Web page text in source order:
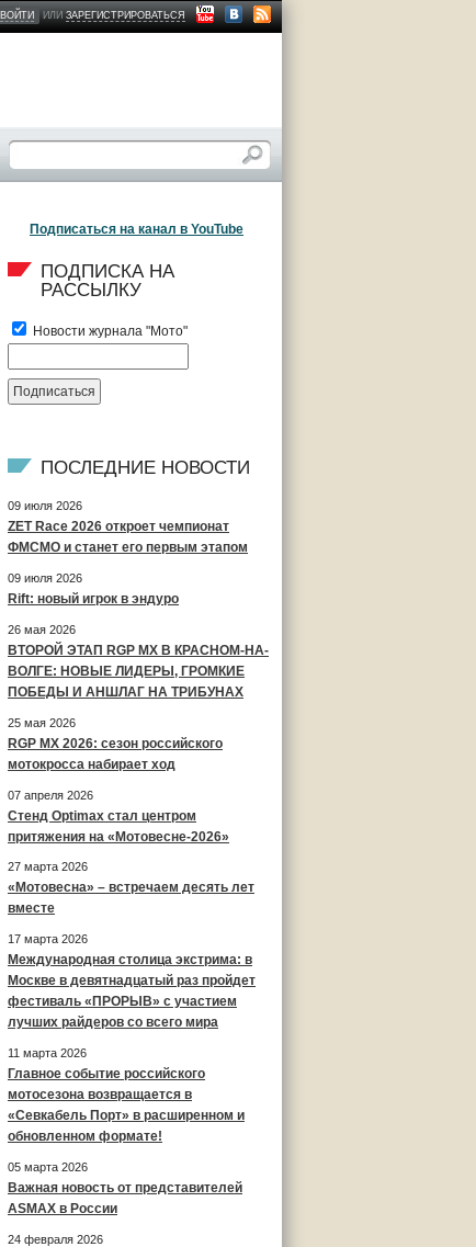
ВОЙТИ ИЛИЗАРЕГИСТРИРОВАТЬСЯ
Подписаться на канал в YouTube
ПОДПИСКА НА
РАССЫЛКУ
Новости журнала "Мото"
ПОСЛЕДНИЕ НОВОСТИ
09 июля 2026
ZET Race 2026 откроет чемпионат
ФМСМО и станет его первым этапом
09 июля 2026
Rift: новый игрок в эндуро
26 мая 2026
ВТОРОЙ ЭТАП RGP MX В КРАСНОМ-НА-
ВОЛГЕ: НОВЫЕ ЛИДЕРЫ, ГРОМКИЕ
ПОБЕДЫ И АНШЛАГ НА ТРИБУНАХ
25 мая 2026
RGP MX 2026: сезон российского
мотокросса набирает ход
07 апреля 2026
Стенд Optimax стал центром
притяжения на «Мотовесне-2026»
27 марта 2026
«Мотовесна» – встречаем десять лет
вместе
17 марта 2026
Международная столица экстрима: в
Москве в девятнадцатый раз пройдет
фестиваль «ПРОРЫВ» с участием
лучших райдеров со всего мира
11 марта 2026
Главное событие российского
мотосезона возвращается в
«Севкабель Порт» в расширенном и
обновленном формате!
05 марта 2026
Важная новость от представителей
ASMAX в России
24 февраля 2026